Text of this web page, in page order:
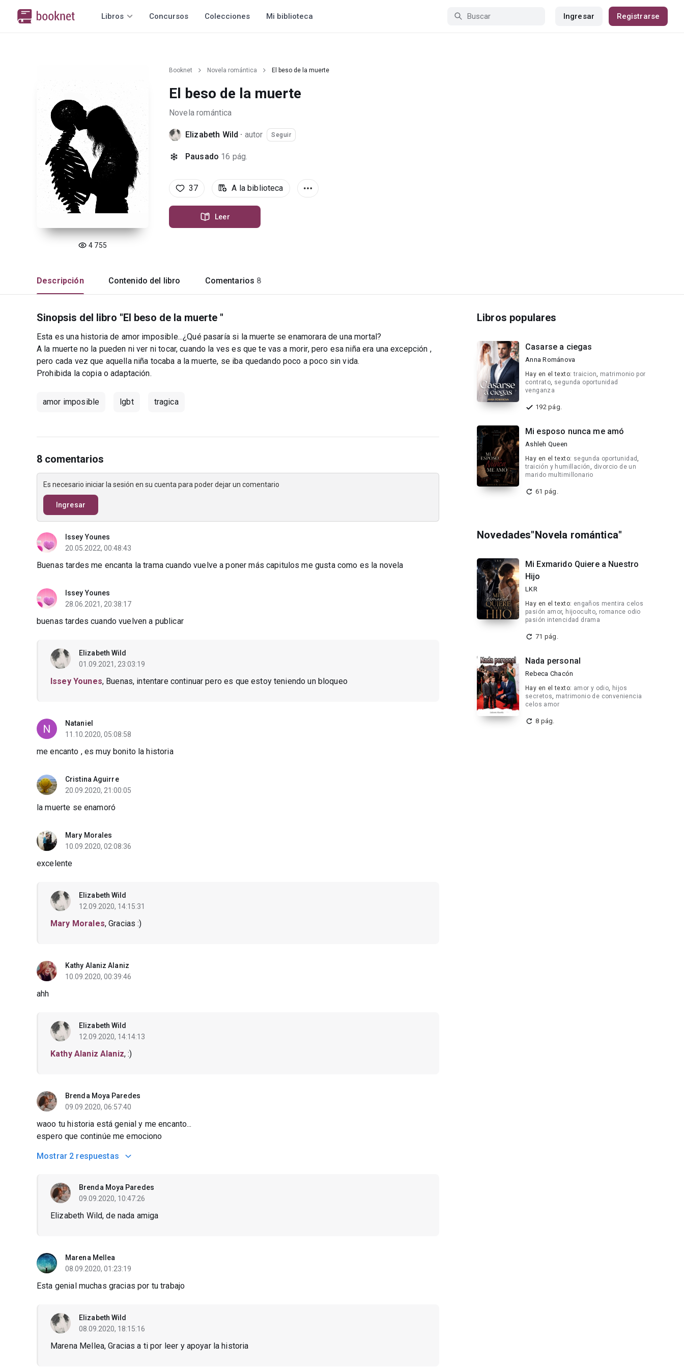
Libros Concursos Colecciones Mi biblioteca Ingresar Registrarse
4 755
Booknet Novela romántica El beso de la muerte
El beso de la muerte
Novela romántica
Elizabeth Wild · autor Seguir
Pausado 16 pág.
37 A la biblioteca
Leer
Descripción Contenido del libro Comentarios 8
Sinopsis del libro "El beso de la muerte "
Esta es una historia de amor imposible...¿Qué pasaría si la muerte se enamorara de una mortal?
A la muerte no la pueden ni ver ni tocar, cuando la ves es que te vas a morir, pero esa niña era una excepción ,
pero cada vez que aquella niña tocaba a la muerte, se iba quedando poco a poco sin vida.
Prohibida la copia o adaptación.
amor imposible lgbt tragica
8 comentarios
Es necesario iniciar la sesión en su cuenta para poder dejar un comentario
Ingresar
Issey Younes
20.05.2022, 00:48:43
Buenas tardes me encanta la trama cuando vuelve a poner más capitulos me gusta como es la novela
Issey Younes
28.06.2021, 20:38:17
buenas tardes cuando vuelven a publicar
Elizabeth Wild
01.09.2021, 23:03:19
Issey Younes, Buenas, intentare continuar pero es que estoy teniendo un bloqueo
Nataniel
11.10.2020, 05:08:58
me encanto , es muy bonito la historia
Cristina Aguirre
20.09.2020, 21:00:05
la muerte se enamoró
Mary Morales
10.09.2020, 02:08:36
excelente
Elizabeth Wild
12.09.2020, 14:15:31
Mary Morales, Gracias :)
Kathy Alaniz Alaniz
10.09.2020, 00:39:46
ahh
Elizabeth Wild
12.09.2020, 14:14:13
Kathy Alaniz Alaniz, :)
Brenda Moya Paredes
09.09.2020, 06:57:40
waoo tu historia está genial y me encanto...
espero que continúe me emociono
Mostrar 2 respuestas
Brenda Moya Paredes
09.09.2020, 10:47:26
Elizabeth Wild, de nada amiga
Marena Mellea
08.09.2020, 01:23:19
Esta genial muchas gracias por tu trabajo
Elizabeth Wild
08.09.2020, 18:15:16
Marena Mellea, Gracias a ti por leer y apoyar la historia
Libros populares
Casarse a ciegas
Anna Románova
Hay en el texto:traicion, matrimonio por
contrato, segunda oportunidad
venganza
192 pág.
Mi esposo nunca me amó
Ashleh Queen
Hay en el texto: segunda oportunidad,
traición y humillación, divorcio de un
marido multimillonario
61 pág.
Novedades"Novela romántica"
Mi Exmarido Quiere a Nuestro
Hijo
LKR
Hay en el texto: engaños mentira celos
pasión amor, hijooculto, romance odio
pasión intencidad drama
71 pág.
Nada personal
Rebeca Chacón
Hay en el texto: amor y odio, hijos
secretos, matrimonio de conveniencia
celos amor
8 pág.